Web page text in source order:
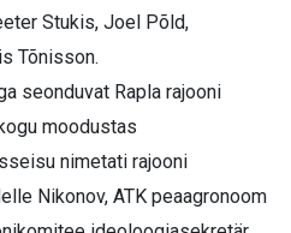
Stukis, Joel Põld,
Tõnisson.
seonduvat Rapla rajooni
moodustas
nimetati rajooni
Nikonov, ATK peaagronoom